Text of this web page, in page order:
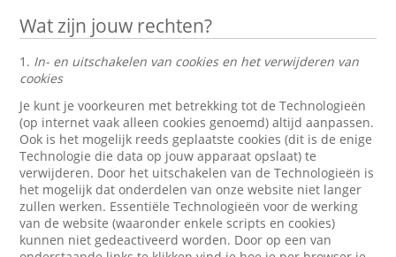
Wat zijn jouw rechten?
1. In- en uitschakelen van cookies en het verwijderen van
cookies
Je kunt je voorkeuren met betrekking tot de Technologieën
(op internet vaak alleen cookies genoemd) altijd aanpassen.
Ook is het mogelijk reeds geplaatste cookies (dit is de enige
Technologie die data op jouw apparaat opslaat) te
verwijderen. Door het uitschakelen van de Technologieën is
het mogelijk dat onderdelen van onze website niet langer
zullen werken. Essentiële Technologieën voor de werking
van de website (waaronder enkele scripts en cookies)
kunnen niet gedeactiveerd worden. Door op een van